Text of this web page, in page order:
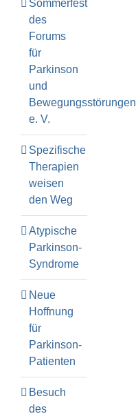
Sommerfest
des
Forums
für
Parkinson
und
Bewegungsstörungen
e. V.
Spezifische
Therapien
weisen
den Weg
Atypische
Parkinson-
Syndrome
Neue
Hoffnung
für
Parkinson-
Patienten
Besuch
des